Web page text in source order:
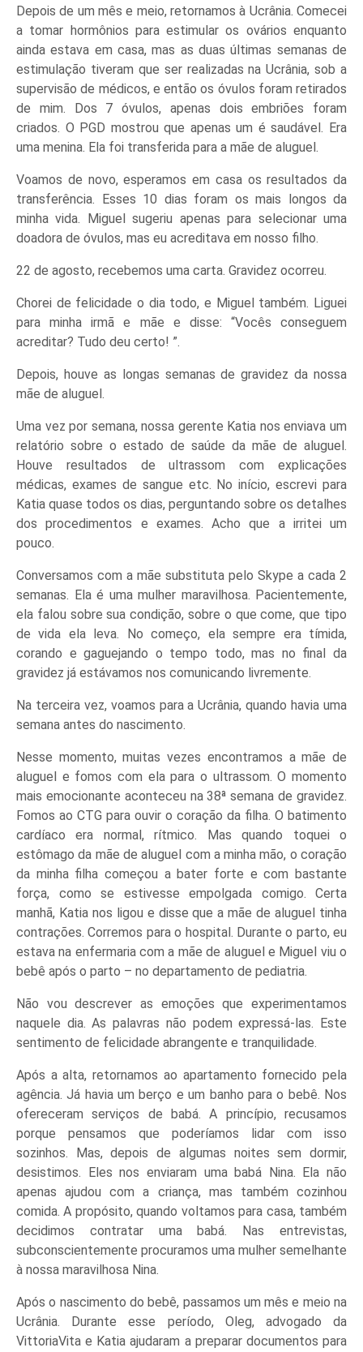
Depois de um mês e meio, retornamos à Ucrânia. Comecei
a tomar hormônios para estimular os ovários enquanto
ainda estava em casa, mas as duas últimas semanas de
estimulação tiveram que ser realizadas na Ucrânia, sob a
supervisão de médicos, e então os óvulos foram retirados
de mim. Dos 7 óvulos, apenas dois embriões foram
criados. O PGD mostrou que apenas um é saudável. Era
uma menina. Ela foi transferida para a mãe de aluguel.
Voamos de novo, esperamos em casa os resultados da
transferência. Esses 10 dias foram os mais longos da
minha vida. Miguel sugeriu apenas para selecionar uma
doadora de óvulos, mas eu acreditava em nosso filho.
22 de agosto, recebemos uma carta. Gravidez ocorreu.
Chorei de felicidade o dia todo, e Miguel também. Liguei
para minha irmã e mãe e disse: “Vocês conseguem
acreditar? Tudo deu certo! ”.
Depois, houve as longas semanas de gravidez da nossa
mãe de aluguel.
Uma vez por semana, nossa gerente Katia nos enviava um
relatório sobre o estado de saúde da mãe de aluguel.
Houve resultados de ultrassom com explicações
médicas, exames de sangue etc. No início, escrevi para
Katia quase todos os dias, perguntando sobre os detalhes
dos procedimentos e exames. Acho que a irritei um
pouco.
Conversamos com a mãe substituta pelo Skype a cada 2
semanas. Ela é uma mulher maravilhosa. Pacientemente,
ela falou sobre sua condição, sobre o que come, que tipo
de vida ela leva. No começo, ela sempre era tímida,
corando e gaguejando o tempo todo, mas no final da
gravidez já estávamos nos comunicando livremente.
Na terceira vez, voamos para a Ucrânia, quando havia uma
semana antes do nascimento.
Nesse momento, muitas vezes encontramos a mãe de
aluguel e fomos com ela para o ultrassom. O momento
mais emocionante aconteceu na 38ª semana de gravidez.
Fomos ao CTG para ouvir o coração da filha. O batimento
cardíaco era normal, rítmico. Mas quando toquei o
estômago da mãe de aluguel com a minha mão, o coração
da minha filha começou a bater forte e com bastante
força, como se estivesse empolgada comigo. Certa
manhã, Katia nos ligou e disse que a mãe de aluguel tinha
contrações. Corremos para o hospital. Durante o parto, eu
estava na enfermaria com a mãe de aluguel e Miguel viu o
bebê após o parto – no departamento de pediatria.
Não vou descrever as emoções que experimentamos
naquele dia. As palavras não podem expressá-las. Este
sentimento de felicidade abrangente e tranquilidade.
Após a alta, retornamos ao apartamento fornecido pela
agência. Já havia um berço e um banho para o bebê. Nos
ofereceram serviços de babá. A princípio, recusamos
porque pensamos que poderíamos lidar com isso
sozinhos. Mas, depois de algumas noites sem dormir,
desistimos. Eles nos enviaram uma babá Nina. Ela não
apenas ajudou com a criança, mas também cozinhou
comida. A propósito, quando voltamos para casa, também
decidimos contratar uma babá. Nas entrevistas,
subconscientemente procuramos uma mulher semelhante
à nossa maravilhosa Nina.
Após o nascimento do bebê, passamos um mês e meio na
Ucrânia. Durante esse período, Oleg, advogado da
VittoriaVita e Katia ajudaram a preparar documentos para